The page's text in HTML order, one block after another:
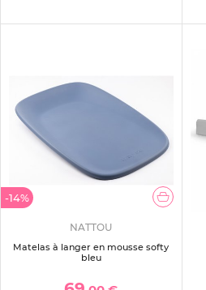
-14%
NATTOU
Matelas à langer en mousse softy
bleu